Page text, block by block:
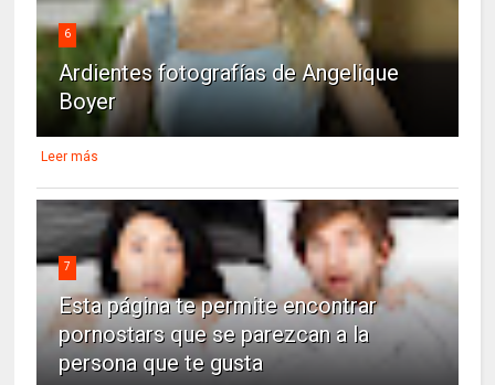
6
Ardientes fotografías de Angelique
Boyer
Leer más
7
Esta página te permite encontrar
pornostars que se parezcan a la
persona que te gusta